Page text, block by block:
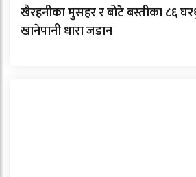
खैरहनीका मुसहर र बोटे बस्तीका ८६
खानेपानी धारा जडान